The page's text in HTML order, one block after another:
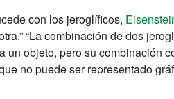
con los jeroglíficos,
“La combinación de dos
un objeto, pero su combinación
no puede ser representado